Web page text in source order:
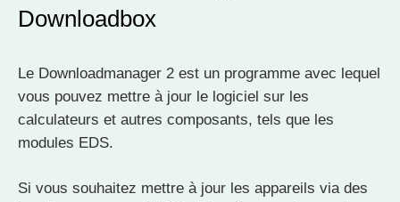
Downloadbox
Le Downloadmanager 2 est un programme avec lequel
vous pouvez mettre à jour le logiciel sur les
calculateurs et autres composants, tels que les
modules EDS.
Si vous souhaitez mettre à jour les appareils via des